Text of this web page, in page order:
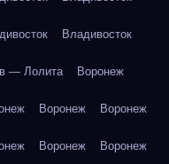
Владивосток
— Лолита Воронеж
Воронеж Воронеж
Воронеж Воронеж